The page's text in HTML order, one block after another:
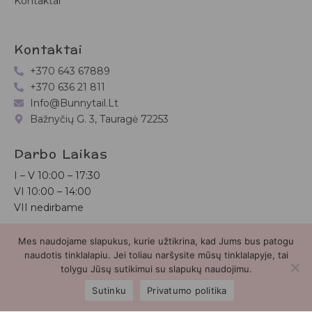
Kontaktai
+370 643 67889
+370 636 21 811
Info@bunnytail.lt
Bažnyčių G. 3, Tauragė 72253
Darbo Laikas
I – V 10:00 – 17:30
VI 10:00 – 14:00
VII nedirbame
Bunnytail.lt| Copyright 2026 | Svetainė sukurtaMyra.lt
Mes naudojame slapukus, kurie užtikrina, kad Jums bus patogu
naudotis tinklalapiu. Jei toliau naršysite mūsų tinklalapyje, tai
tolygu Jūsų sutikimui su slapukų naudojimu.
Sutinku
Privatumo politika